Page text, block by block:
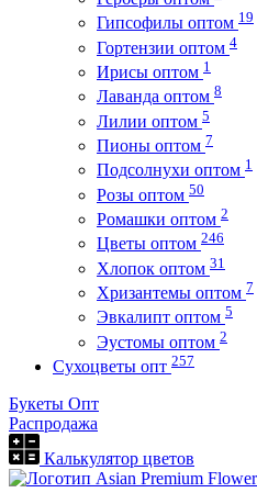
Гипсофилы оптом 19
Гортензии оптом 4
Ирисы оптом 1
Лаванда оптом 8
Лилии оптом 5
Пионы оптом 7
Подсолнухи оптом 1
Розы оптом 50
Ромашки оптом 2
Цветы оптом 246
Хлопок оптом 31
Хризантемы оптом 7
Эвкалипт оптом 5
Эустомы оптом 2
Сухоцветы опт 257
Букеты Опт
Распродажа
Калькулятор цветов